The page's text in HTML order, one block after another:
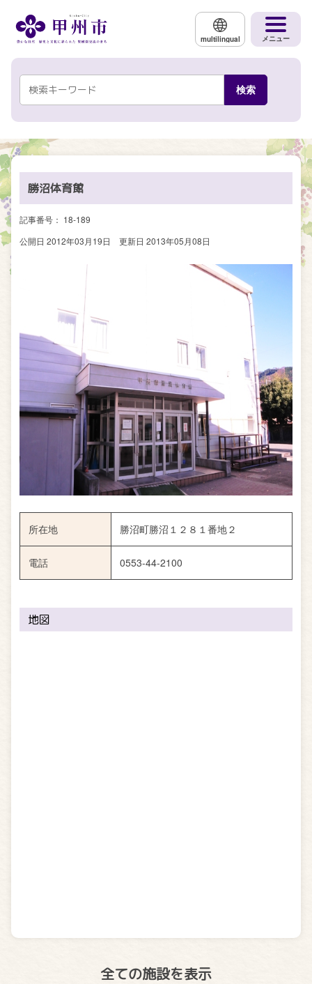
multilingual メニュー
勝沼体育館
記事番号： 18-189
公開日 2012年03月19日
更新日 2013年05月08日
所在地 勝沼町勝沼１２８１番地２
電話 0553-44-2100
地図
全ての施設を表示